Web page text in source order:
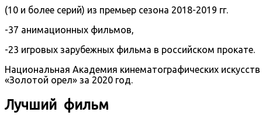
(10 и более серий) из премьер сезона 2018-2019 гг.
-37 анимационных фильмов,
-23 игровых зарубежных фильма в российском прокате.
Национальная Академия кинематографических
«Золотой орел» за 2020 год.
Лучший фильм